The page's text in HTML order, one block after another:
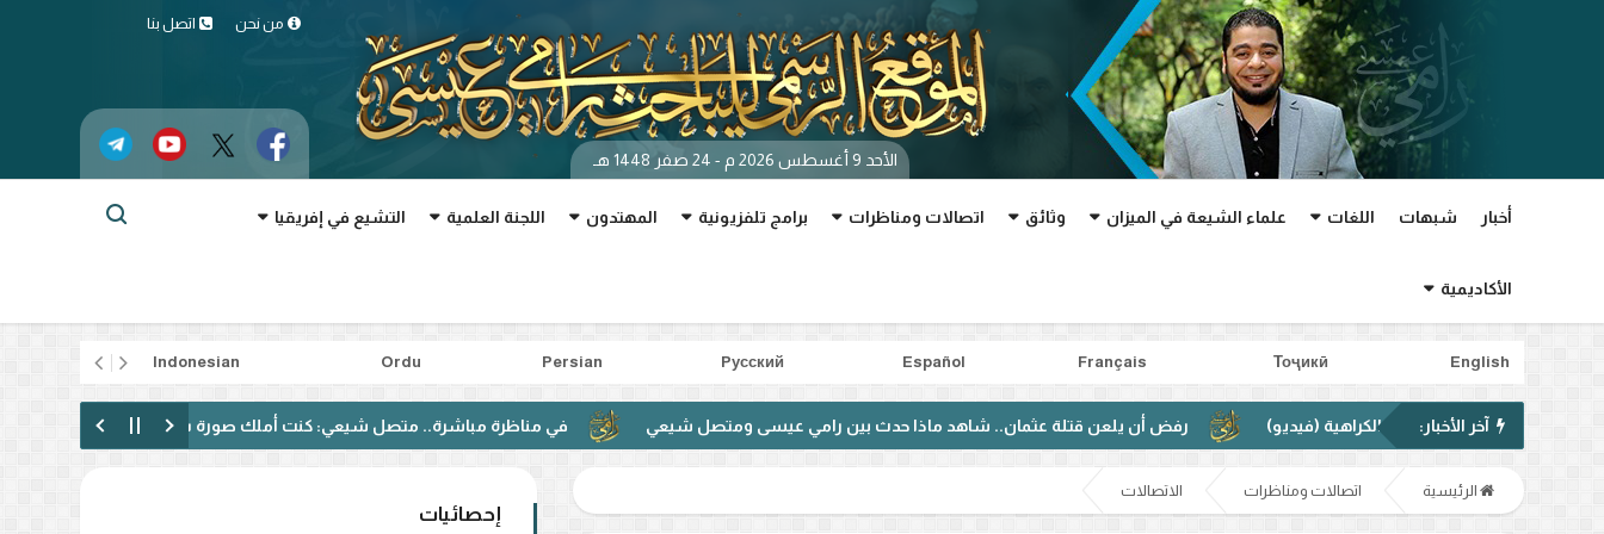
من نحن اتصل بنا
الأحد 9 أغسطس 2026 م - 24 صفر 1448 هـ
أخبار شبهات اللغات علماء الشيعة في الميزان وثائق اتصالات ومناظرات برامج تلفزيونية المهتدون اللجنة العلمية التشيع في إفريقيا
الأكاديمية
English
Тоҷикӣ
Français
Español
Pусский
Persian
Ordu
Indonesian
آخر الأخبار:
خطاب الكراهية (فيديو) رفض أن يلعن قتلة عثمان.. شاهد ماذا حدث بين رامي عيسى ومتصل شيعي في مناظرة مباشرة.. متصل شيعي: كنت أملك صورة سلبية عن أهل السنة وتغيرت بعد متابعة
الرئيسية اتصالات ومناظرات الاتصالات
إحصائيات